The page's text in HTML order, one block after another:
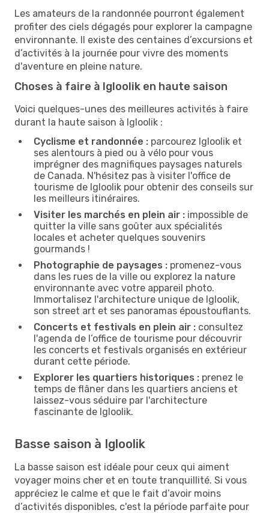
Les amateurs de la randonnée pourront également
profiter des ciels dégagés pour explorer la campagne
environnante. Il existe des centaines d’excursions et
d’activités à la journée pour vivre des moments
d'aventure en pleine nature.
Choses à faire à Igloolik en haute saison
Voici quelques-unes des meilleures activités à faire
durant la haute saison à Igloolik :
Cyclisme et randonnée : parcourez Igloolik et
ses alentours à pied ou à vélo pour vous
imprégner des magnifiques paysages naturels
de Canada. N'hésitez pas à visiter l'office de
tourisme de Igloolik pour obtenir des conseils sur
les meilleurs itinéraires.
Visiter les marchés en plein air : impossible de
quitter la ville sans goûter aux spécialités
locales et acheter quelques souvenirs
gourmands !
Photographie de paysages : promenez-vous
dans les rues de la ville ou explorez la nature
environnante avec votre appareil photo.
Immortalisez l'architecture unique de Igloolik,
son street art et ses panoramas époustouflants.
Concerts et festivals en plein air : consultez
l'agenda de l’office de tourisme pour découvrir
les concerts et festivals organisés en extérieur
durant cette période.
Explorer les quartiers historiques : prenez le
temps de flâner dans les quartiers anciens et
laissez-vous séduire par l'architecture
fascinante de Igloolik.
Basse saison à Igloolik
La basse saison est idéale pour ceux qui aiment
voyager moins cher et en toute tranquillité. Si vous
appréciez le calme et que le fait d’avoir moins
d’activités disponibles, c'est la période parfaite pour